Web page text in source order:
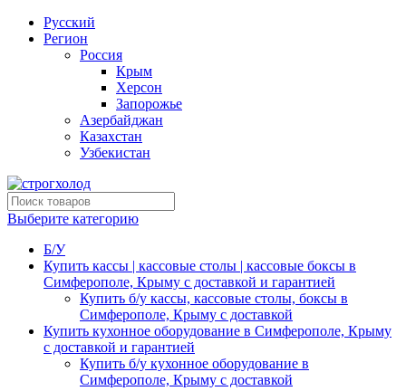
Русский
Регион
Россия
Крым
Херсон
Запорожье
Азербайджан
Казахстан
Узбекистан
Выберите категорию
Б/У
Купить кассы | кассовые столы | кассовые боксы в
Симферополе, Крыму с доставкой и гарантией
Купить б/у кассы, кассовые столы, боксы в
Симферополе, Крыму с доставкой
Купить кухонное оборудование в Симферополе, Крыму
с доставкой и гарантией
Купить б/у кухонное оборудование в
Симферополе, Крыму с доставкой